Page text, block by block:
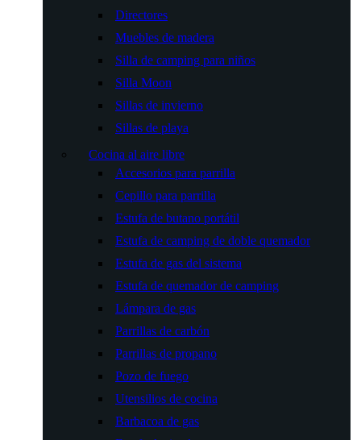
Directores
Muebles de madera
Silla de camping para niños
Silla Moon
Sillas de invierno
Sillas de playa
Cocina al aire libre
Accesorios para parrilla
Cepillo para parrilla
Estufa de butano portátil
Estufa de camping de doble quemador
Estufa de gas del sistema
Estufa de quemador de camping
Lámpara de gas
Parrillas de carbón
Parrillas de propano
Pozo de fuego
Utensilios de cocina
Barbacoa de gas